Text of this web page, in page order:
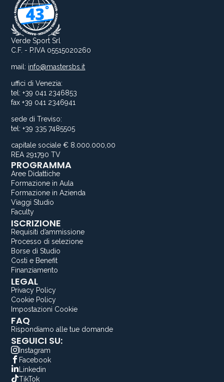
Verde Sport Srl
C.F. - P.IVA 05515020260
mail: info@mastersbs.it
uffici di Venezia:
tel: +39 041 2346853
fax +39 041 2346941
sede di Treviso:
tel: +39 335 7485505
capitale sociale € 8.000.000,00
REA 291790 TV
PROGRAMMA
Aree Didattiche
Formazione in Aula
Formazione in Azienda
Viaggi Studio
Faculty
ISCRIZIONE
Requisiti d’ammissione
Processo di selezione
Borse di Studio
Costi e Benefit
Finanziamento
LEGAL
Privacy Policy
Cookie Policy
Impostazioni Cookie
FAQ
Rispondiamo alle tue domande
SEGUICI SU:
Instagram
Facebook
Linkedin
TikTok